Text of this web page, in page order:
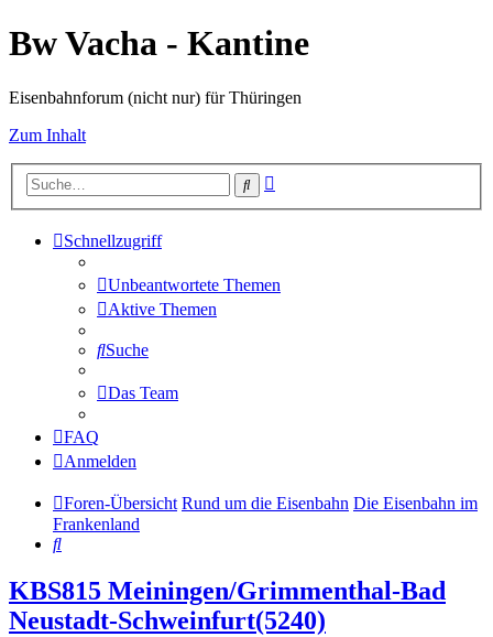
Bw Vacha - Kantine
Eisenbahnforum (nicht nur) für Thüringen
Zum Inhalt
Suche
Schnellzugriff
Unbeantwortete Themen
Aktive Themen
Suche
Das Team
FAQ
Anmelden
Foren-Übersicht Rund um die Eisenbahn Die Eisenbahn im
Frankenland
Suche
KBS815 Meiningen/Grimmenthal-Bad
Neustadt-Schweinfurt(5240)